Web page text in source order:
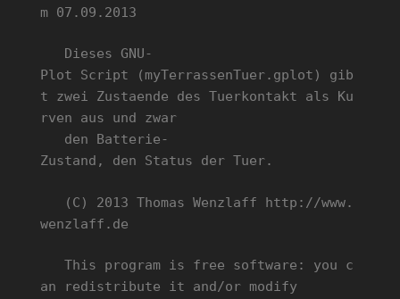
m 07.09.2013
Dieses GNU-
Plot Script (myTerrassenTuer.gplot) gib
t zwei Zustaende des Tuerkontakt als Ku
rven aus und zwar
den Batterie-
Zustand, den Status der Tuer.
(C) 2013 Thomas Wenzlaff http://www.
wenzlaff.de
This program is free software: you c
an redistribute it and/or modify